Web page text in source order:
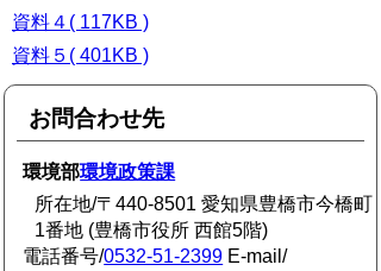
資料４( 117KB )
資料５( 401KB )
お問合わせ先
環境部環境政策課
所在地/〒440-8501 愛知県豊橋市今橋町
1番地 (豊橋市役所 西館5階)
電話番号/0532-51-2399 E-mail/